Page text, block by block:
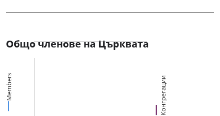
Общо членове на Църквата
Members Конгрегации